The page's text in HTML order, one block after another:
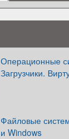
Операционные
Загрузчики.
Файловые
и Windows